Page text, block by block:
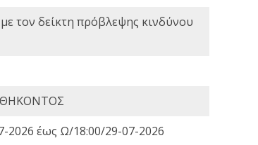
τον δείκτη πρόβλεψης κινδύνου
2026 έως Ω/18:00/29-07-2026